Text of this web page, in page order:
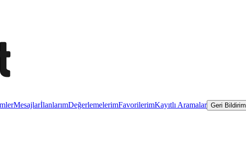
MesajlarİlanlarımDeğerlemelerimFavorilerimKayıtlı Aramalar Geri Bildirim